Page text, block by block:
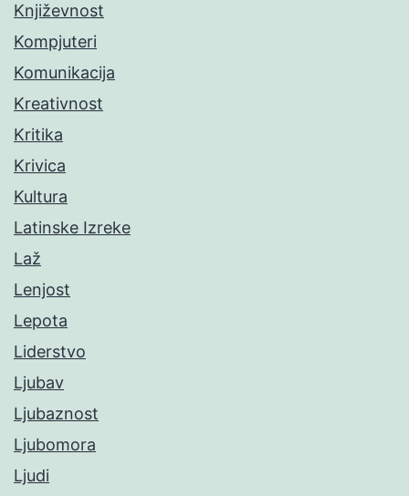
Književnost
Kompjuteri
Komunikacija
Kreativnost
Kritika
Krivica
Kultura
Latinske Izreke
Laž
Lenjost
Lepota
Liderstvo
Ljubav
Ljubaznost
Ljubomora
Ljudi